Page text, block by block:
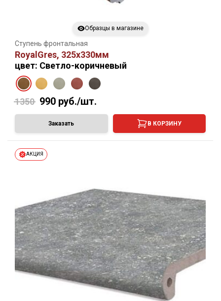
Образцы в магазине
Ступень фронтальная
RoyalGres, 325х330мм
цвет: Светло-коричневый
1350 990 руб./шт.
Заказать В КОРЗИНУ
АКЦИЯ